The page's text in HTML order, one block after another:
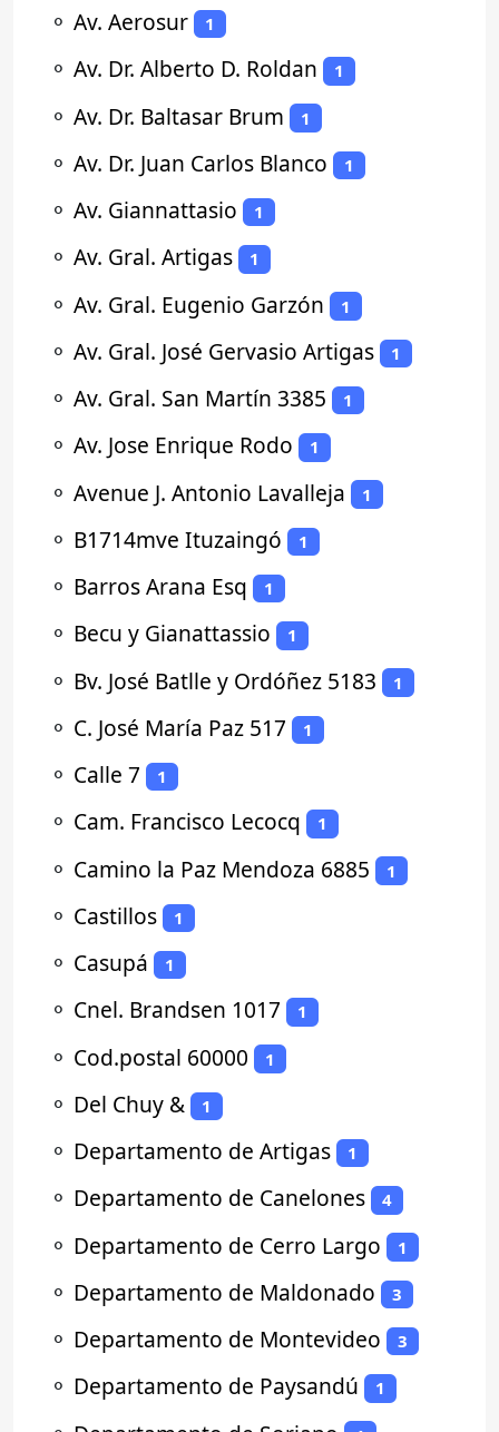
⚬ Av. Aerosur 1
⚬ Av. Dr. Alberto D. Roldan 1
⚬ Av. Dr. Baltasar Brum 1
⚬ Av. Dr. Juan Carlos Blanco 1
⚬ Av. Giannattasio 1
⚬ Av. Gral. Artigas 1
⚬ Av. Gral. Eugenio Garzón 1
⚬ Av. Gral. José Gervasio Artigas 1
⚬ Av. Gral. San Martín 3385 1
⚬ Av. Jose Enrique Rodo 1
⚬ Avenue J. Antonio Lavalleja 1
⚬ B1714mve Ituzaingó 1
⚬ Barros Arana Esq 1
⚬ Becu y Gianattassio 1
⚬ Bv. José Batlle y Ordóñez 5183 1
⚬ C. José María Paz 517 1
⚬ Calle 7 1
⚬ Cam. Francisco Lecocq 1
⚬ Camino la Paz Mendoza 6885 1
⚬ Castillos 1
⚬ Casupá 1
⚬ Cnel. Brandsen 1017 1
⚬ Cod.postal 60000 1
⚬ Del Chuy & 1
⚬ Departamento de Artigas 1
⚬ Departamento de Canelones 4
⚬ Departamento de Cerro Largo 1
⚬ Departamento de Maldonado 3
⚬ Departamento de Montevideo 3
⚬ Departamento de Paysandú 1